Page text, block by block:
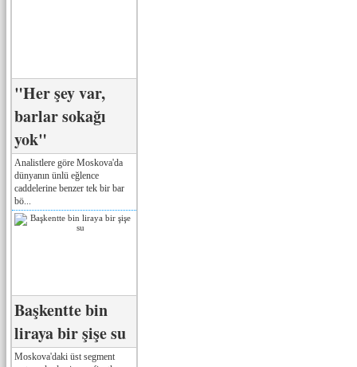
"Her şey var,
barlar sokağı
yok"
Analistlere göre Moskova'da
dünyanın ünlü eğlence
caddelerine benzer tek bir bar
bö...
Başkentte bin
liraya bir şişe su
Moskova'daki üst segment